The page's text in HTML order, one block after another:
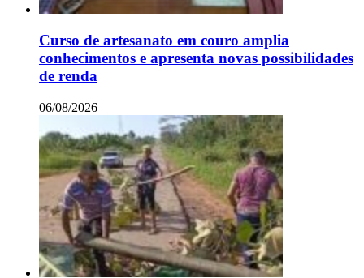
Curso de artesanato em couro amplia
conhecimentos e apresenta novas possibilidades
de renda
06/08/2026